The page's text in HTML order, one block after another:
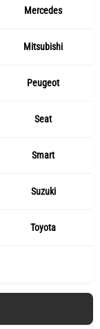
Mercedes
Mitsubishi
Peugeot
Seat
Smart
Suzuki
Toyota